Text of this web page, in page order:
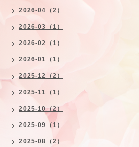
2026-04（2）
2026-03（1）
2026-02（1）
2026-01（1）
2025-12（2）
2025-11（1）
2025-10（2）
2025-09（1）
2025-08（2）